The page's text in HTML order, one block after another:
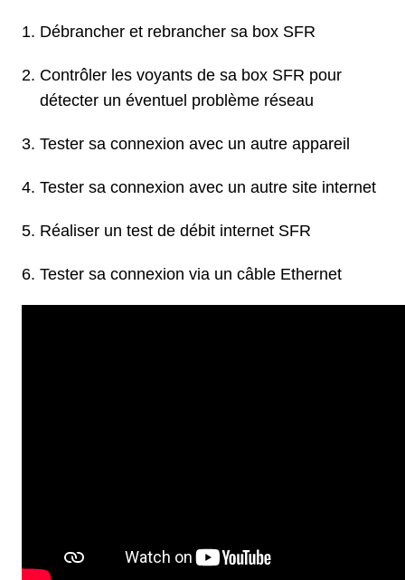
Débrancher et rebrancher sa box SFR
Contrôler les voyants de sa box SFR pour
détecter un éventuel problème réseau
Tester sa connexion avec un autre appareil
Tester sa connexion avec un autre site internet
Réaliser un test de débit internet SFR
Tester sa connexion via un câble Ethernet